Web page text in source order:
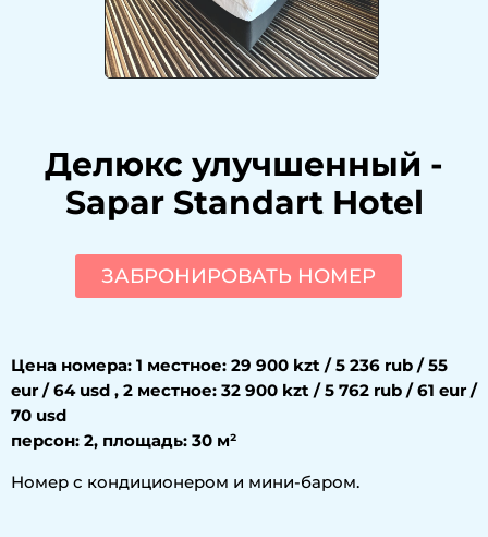
Делюкс улучшенный -
Sapar Standart Hotel
ЗАБРОНИРОВАТЬ НОМЕР
Цена номера: 1 местное: 29 900 kzt / 5 236 rub / 55
eur / 64 usd , 2 местное: 32 900 kzt / 5 762 rub / 61 eur /
70 usd
персон: 2, площадь: 30 м²
Номер с кондиционером и мини-баром.